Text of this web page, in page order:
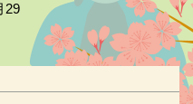
29